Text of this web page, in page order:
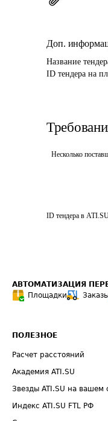
Доп.
Название
ID тендера на
Несколько
ID тендера в
АВТОМАТИЗАЦИЯ
Площадки
ПОЛЕЗНОЕ
Расчет расстояний
Академия ATI.SU
Звезды ATI.SU на вашем
Индекс ATI.SU FTL РФ